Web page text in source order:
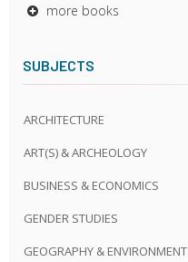
more books
SUBJECTS
ARCHITECTURE
ART(S) & ARCHEOLOGY
BUSINESS & ECONOMICS
GENDER STUDIES
GEOGRAPHY & ENVIRONMENT